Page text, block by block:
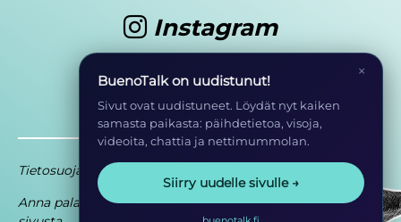
Instagram
Youtube
Tietosuoja
Anna palautetta
Osa EHYT ry:n
×
BuenoTalk on uudistunut!
Sivut ovat uudistuneet. Löydät nyt kaiken
samasta paikasta: päihdetietoa, visoja,
videoita, chattia ja nettimummolan.
Siirry uudelle sivulle →